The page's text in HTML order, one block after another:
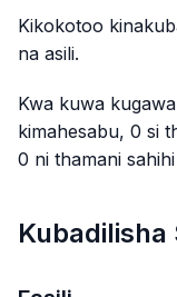
Kikokotoo
na asili.
Kwa kuwa
kimahesabu, 0 si
0 ni thamani
Kubadilisha